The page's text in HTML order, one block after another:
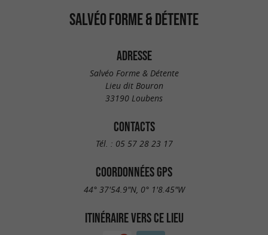
SALVÉO FORME & DÉTENTE
ADRESSE
Salvéo Forme & Détente
Lieu dit Bouron
33190 Loubens
CONTACTS
Tél. : 05 57 28 23 17
COORDONNÉES GPS
44° 37'54.9"N, 0° 1'8.45"W
ITINÉRAIRE VERS CE LIEU